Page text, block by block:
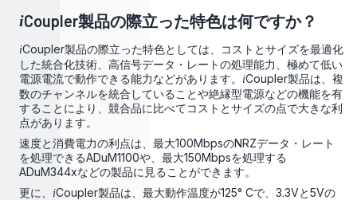
iCoupler製品の際立った特色は何ですか？
iCoupler製品の際立った特色としては、コストとサイズを最適化
した統合化技術、高信号データ・レートの処理能力、極めて低い
電源電流で動作できる能力などがあります。 iCoupler製品は、複
数のチャンネルを統合していることや絶縁型電源などの機能を有
することにより、競合品に比べてコストとサイズの点で大きな利
点があります。
速度と消費電力の利点は、最大100MbpsのNRZデータ・レート
を処理できるADuM1100や、最大150Mbpsを処理する
ADuM344xなどの製品に見ることができます。
更に、 iCoupler製品は、最大動作温度が125° Cで、3.3Vと5Vの